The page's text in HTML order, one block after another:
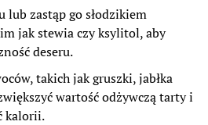
lub zastąp go słodzikiem
jak stewia czy ksylitol, aby
deseru.
takich jak gruszki, jabłka
wartość odżywczą tarty i
kalorii.